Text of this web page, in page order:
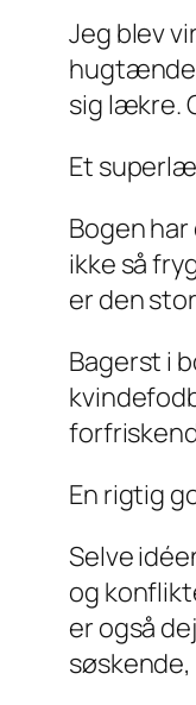
Jeg blev
sig lækre.
Et
Bogen
ikke så
er den
Bagerst i
En rigtig
Selve
og
er også